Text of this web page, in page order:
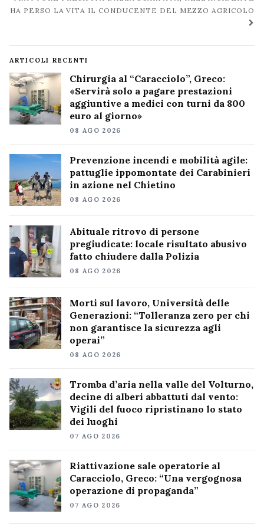
HA PERSO LA VITA IL CONDUCENTE DEL MEZZO AGRICOLO
ARTICOLI RECENTI
Chirurgia al “Caracciolo”, Greco:
«Servirà solo a pagare prestazioni
aggiuntive a medici con turni da 800
euro al giorno»
08 AGO 2026
Prevenzione incendi e mobilità agile:
pattuglie ippomontate dei Carabinieri
in azione nel Chietino
08 AGO 2026
Abituale ritrovo di persone
pregiudicate: locale risultato abusivo
fatto chiudere dalla Polizia
08 AGO 2026
Morti sul lavoro, Università delle
Generazioni: “Tolleranza zero per chi
non garantisce la sicurezza agli
operai”
08 AGO 2026
Tromba d’aria nella valle del Volturno,
decine di alberi abbattuti dal vento:
Vigili del fuoco ripristinano lo stato
dei luoghi
07 AGO 2026
Riattivazione sale operatorie al
Caracciolo, Greco: “Una vergognosa
operazione di propaganda”
07 AGO 2026